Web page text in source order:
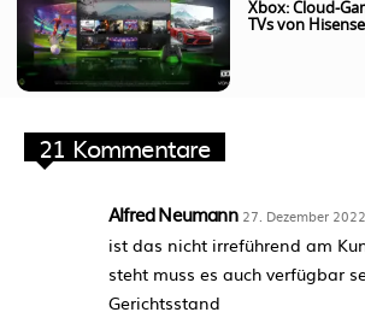
Xbox: Cloud-
TVs von Hisense
21 Kommentare
Alfred Neumann 27. Dezember
ist das nicht irreführend am
steht muss es auch verfügbar
Gerichtsstand